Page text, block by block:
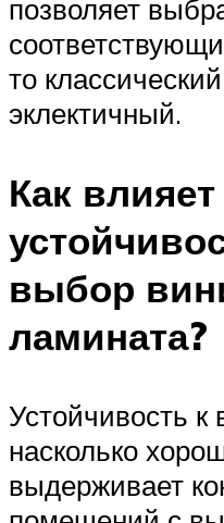
позволяет
то
эклектичный.
Как влияет
выбор
ламината?
Устойчивость к
насколько
выдерживает